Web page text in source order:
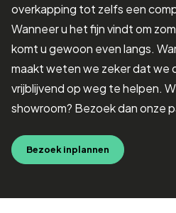
overkapping tot zelfs een
Wanneer u het fijn vindt om
komt u gewoon even langs.
maakt weten we zeker dat we
vrijblijvend op weg te helpen.
showroom? Bezoek dan onze
Bezoek inplannen